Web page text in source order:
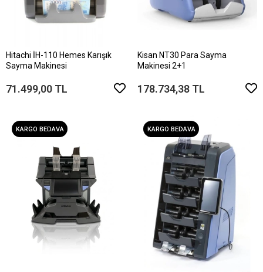
Hitachi İH-110 Hemes Karışık
Sayma Makinesi
71.499,00 TL
Kisan NT30 Para Sayma
Makinesi 2+1
178.734,38 TL
KARGO BEDAVA KARGO BEDAVA